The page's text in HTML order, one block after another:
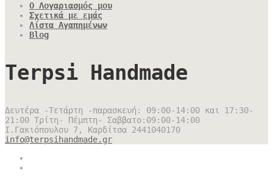
Ο Λογαριασμός μου
Σχετικά με εμάς
Λίστα Αγαπημένων
Blog
Terpsi Handmade
Δευτέρα -Τετάρτη -παρασκευή: 09:00-14:00 και 17:30-
21:00 Τρίτη- Πέμπτη- Σαββατο:09:00-14:00
Ι.Γακιόπουλου 7, Καρδίτσα 2441040170
info@terpsihandmade.gr